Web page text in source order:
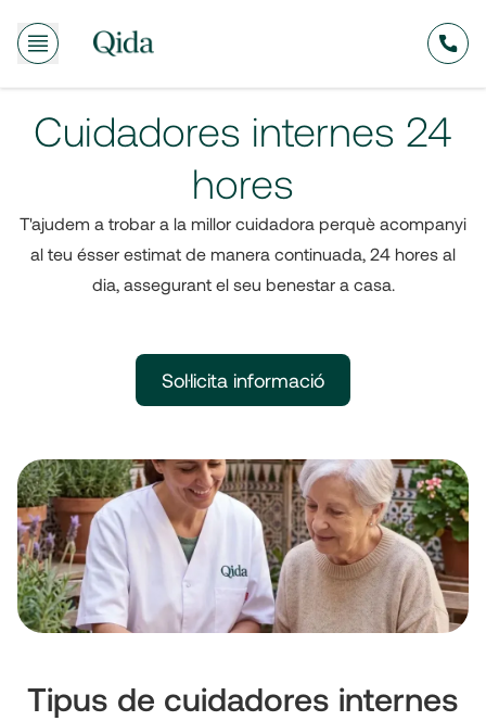
Cuidadores internes 24
hores
T'ajudem a trobar a la millor cuidadora perquè acompanyi
al teu ésser estimat de manera continuada, 24 hores al
dia, assegurant el seu benestar a casa.
Sol·licita informació
Tipus de cuidadores internes